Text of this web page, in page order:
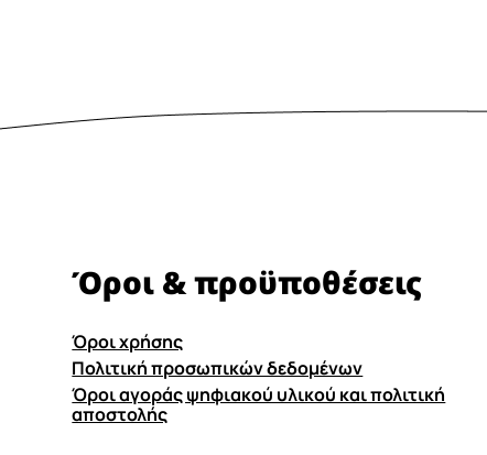
Όροι & προϋποθέσεις
Όροι χρήσης
Πολιτική προσωπικών δεδομένων
Όροι αγοράς ψηφιακού υλικού και πολιτική
αποστολής